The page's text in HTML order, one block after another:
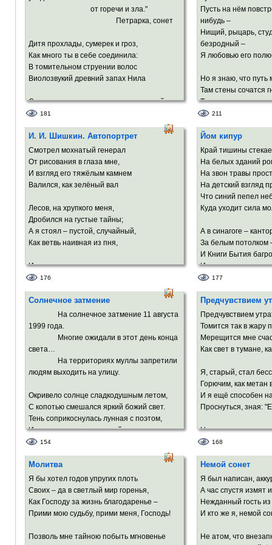
Вольют свой свет иные многомерья,
И мы увидим братьев, наконец…
До тех времён ни щедрый опыт зверя,
Ни зависть чёрную, ни стук пустых сердец.
Я убеждён!..
Он молодой и
Мы перед ним хотим
от горечи и зла."
Петрарка, сонет
Дитя прохлады, сумерек и гроз,
Как много ты в себе соединила:
В томительном струении волос
Виолозвукий древний запах Нила
Смешался с космоса неведомою силой;
Миниатюрной арфой тонкий нос
Зубов сверкают влагой белых роз.
Порывисто и по-девичьи мило
Ты иногда сбивалась и фолила,
А твой изящной формы силуэт
В души моей сияющем зените –
Увитый Серенадой* твой портрет.
181
Пусть на нём
нибудь –
Нищий, рыцарь,
безродный –
Я любовью его
Но я знаю, что
Там стены сочатся
Там пол весь
И слугами будут
Отец мой, ещё
Позволь
И в пруд заглянуть,
И в нём угадать,
правда!
В пруду утоплю
211
И. И. Шишкин. Автопортрет
Смотрел мохнатый генерал
От рисования в глаза мне,
И взгляд его тяжёлым камнем
Валился, как зелёный вал
Лесов, на хрупкого меня,
Дробился на густые тайны;
А я стоял – пустой, случайный,
Как ветвь наивная из пня,
И чуда ждал.
И старый шмель
Леса, дубравы, рощи, чтобы
Сложил я их в души кошель,
И на земле обетованной
Вдохнул вдруг леса запах пряный.
176
Йом кипур
Край тишины
На белых зданий
На звон травы
На детский взгляд
Что синий пепел
Куда уходит сила
А в синагоге –
За белым потолком
И Книги Бытия
И шелестение
То в занебесье
Руками огненными
Шипы вонзает
177
Солнечное затмение
На солнечное затмение 11 августа
1999 года.
Многие ожидали в этот день конца
света…
На территориях муллы запретили
людям выходить на улицу.
Окривело солнце сладкодушным летом,
С копотью смешался яркий божий свет.
Тень соприкоснулась лунная с поэтом,
И родился этот солнечный сонет.
Давится в азарте, как в последний раз…
Солнца шарик шарит, весь покрытый
сажей,
В темноте по небу, будто ищет нас.
А Земля подвоха с нетерпеньем ждёт…
154
Предчувствием
Предчувствием
Томится так в жару
Мерещится мне
Как свет в тумане,
Я, старый, стал
Горючим, как метан
И я ещё способен
Проснуться, зная:
Но ты – ты в
Спешишь,
хрупким,
А я мечтаю о
Твой может лопнуть
И мой сопьётся на
168
Молитва
Я бы хотел годов упругих плоть
Своих – да в светлый мир горенья,
Как Господу за жизнь благодаренье –
Прими мою судьбу, прими меня, Господь!
Позволь мне тайною побыть мгновенье
Немой сонет
Я был написан,
А час спустя измят
Нежданный гость
И кто же я, немой
Не атом, что